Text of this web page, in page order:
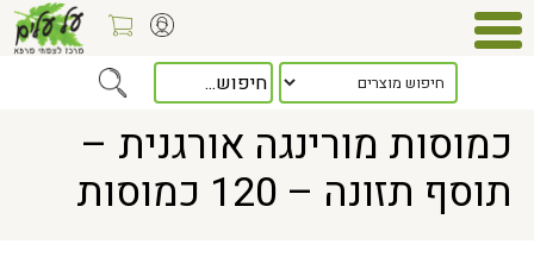
> כמוסות מורינגה אורגנית – תוסף תזונה – 120 כמוסות
כמוסות מורינגה אורגנית –
תוסף תזונה – 120 כמוסות